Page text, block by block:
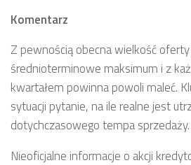
Komentarz
Z pewnością obecna wielkość
średnioterminowe maksimum i z
kwartałem powinna powoli maleć.
sytuacji pytanie, na ile realne jest
dotychczasowego tempa sprzedaży.
Nieoficjalne informacje o akcji